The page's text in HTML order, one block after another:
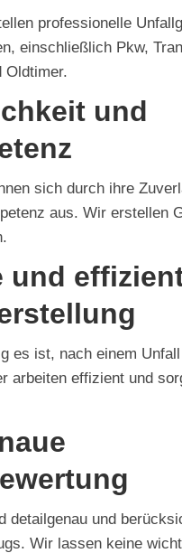
professionelle
einschließlich Pkw,
Oldtimer.
und
sich durch ihre
aus. Wir erstellen
und
es ist, nach einem
arbeiten effizient und
detailgenau und
Wir lassen keine